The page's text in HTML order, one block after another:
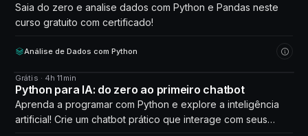
Saia do zero e analise dados com Python e Pandas neste
curso gratuito com certificado!
Análise de Dados com Python
CURSO
Grátis · 4h 11min
Python para IA: do zero ao primeiro chatbot
Aprenda a programar com Python e explore a inteligência
artificial! Crie um chatbot prático que interage com seus